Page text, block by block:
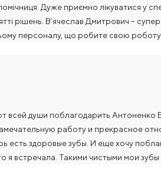
помічниця. Дуже приємно лікуватися у
рішень. В’ячеслав Дмитрович –
персоналу, що робите свою
всей души поблагодарить Антоненко
работу и прекрасное
есть здоровые зубы. И еще хочу
я встречала. Такими чистыми мои зубы